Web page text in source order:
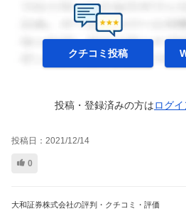
クチコミ投稿
投稿・登録済みの方はログイ
投稿日： 2021/12/14
0
大和証券株式会社の評判・クチコミ・評価